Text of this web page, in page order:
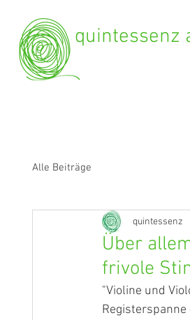
quintessenz
Alle Beiträge
Über
frivole
quintessenz
"Violine und